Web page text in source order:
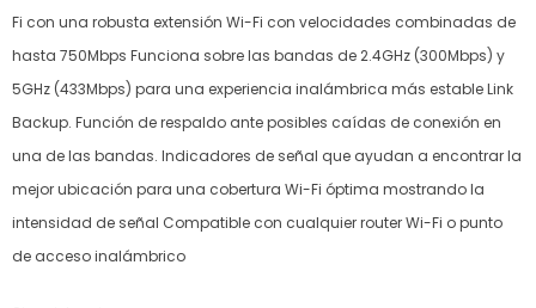
Fi con una robusta extensión Wi-Fi con velocidades combinadas de
hasta 750Mbps Funciona sobre las bandas de 2.4GHz (300Mbps) y
5GHz (433Mbps) para una experiencia inalámbrica más estable Link
Backup. Función de respaldo ante posibles caídas de conexión en
una de las bandas. Indicadores de señal que ayudan a encontrar la
mejor ubicación para una cobertura Wi-Fi óptima mostrando la
intensidad de señal Compatible con cualquier router Wi-Fi o punto
de acceso inalámbrico